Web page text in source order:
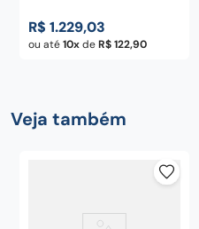
R$ 1.229,03
ou até10 deR$122,90
Veja também